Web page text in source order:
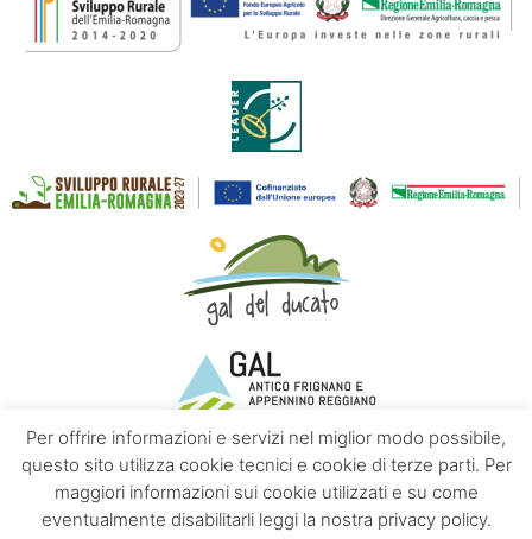
Contatti Chi siamo Privacy policy
Per offrire informazioni e servizi nel miglior modo possibile,
questo sito utilizza cookie tecnici e cookie di terze parti. Per
maggiori informazioni sui cookie utilizzati e su come
eventualmente disabilitarli leggi la nostra privacy policy.